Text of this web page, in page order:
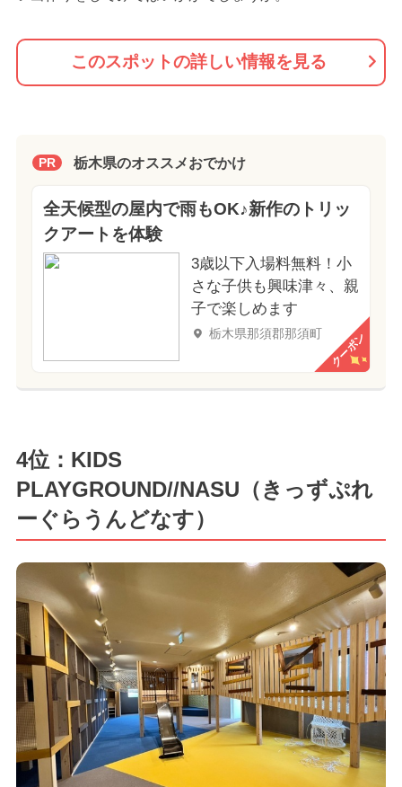
このスポットの詳しい情報を見る
PR 栃木県のオススメおでかけ
全天候型の屋内で雨もOK♪新作のトリッ
クアートを体験
3歳以下入場料無料！小
さな子供も興味津々、親
子で楽しめます
栃木県那須郡那須町 クーポン
4位：KIDS
PLAYGROUND//NASU（きっずぷれ
ーぐらうんどなす）